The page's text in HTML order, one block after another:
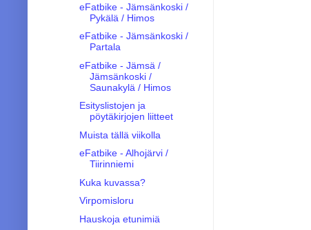
eFatbike - Jämsänkoski /
Pykälä / Himos
eFatbike - Jämsänkoski /
Partala
eFatbike - Jämsä /
Jämsänkoski /
Saunakylä / Himos
Esityslistojen ja
pöytäkirjojen liitteet
Muista tällä viikolla
eFatbike - Alhojärvi /
Tiirinniemi
Kuka kuvassa?
Virpomisloru
Hauskoja etunimiä